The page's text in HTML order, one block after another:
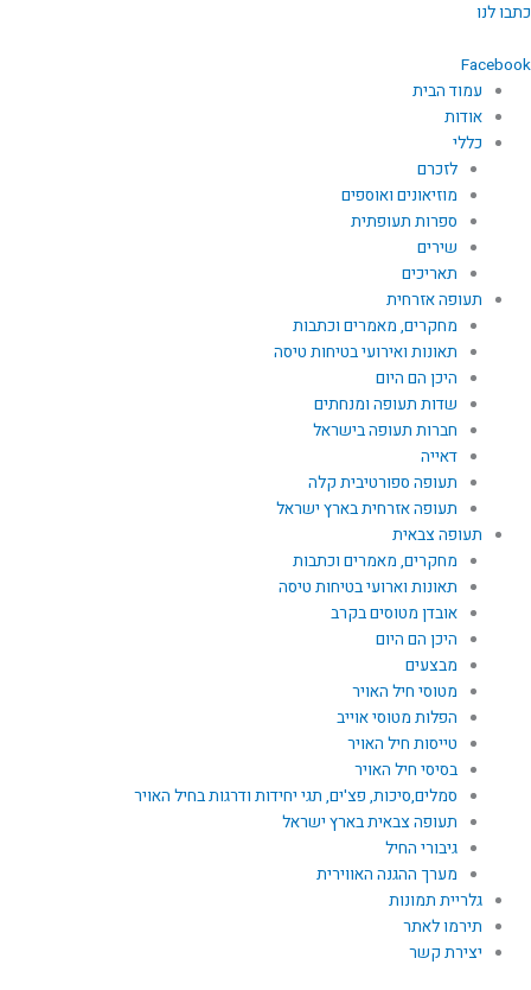
דילוג
כתבו לנו
Facebook
עמוד הבית
אודות
כללי
לזכרם
מוזיאונים ואוספים
ספרות תעופתית
שירים
תאריכים
תעופה אזרחית
מחקרים, מאמרים וכתבות
תאונות ואירועי בטיחות טיסה
היכן הם היום
שדות תעופה ומנחתים
חברות תעופה בישראל
דאייה
תעופה ספורטיבית קלה
תעופה אזרחית בארץ ישראל
תעופה צבאית
מחקרים, מאמרים וכתבות
תאונות וארועי בטיחות טיסה
אובדן מטוסים בקרב
היכן הם היום
מבצעים
מטוסי חיל האויר
הפלות מטוסי אוייב
טייסות חיל האויר
בסיסי חיל האויר
סמלים,סיכות, פצ'ים, תגי יחידות ודרגות בחיל האויר
תעופה צבאית בארץ ישראל
גיבורי החיל
מערך ההגנה האווירית
גלריית תמונות
תירמו לאתר
יצירת קשר